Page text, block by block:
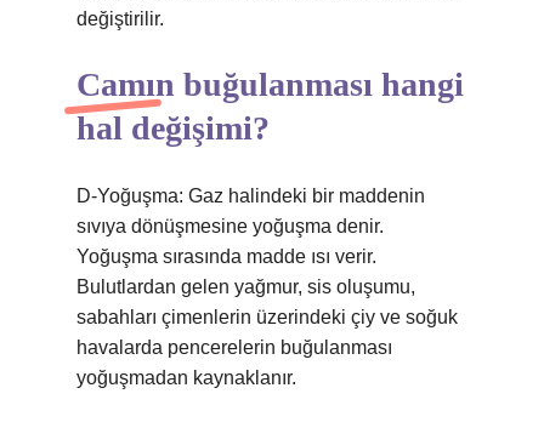
değiştirilir.
Camın buğulanması hangi
hal değişimi?
D-Yoğuşma: Gaz halindeki bir maddenin
sıvıya dönüşmesine yoğuşma denir.
Yoğuşma sırasında madde ısı verir.
Bulutlardan gelen yağmur, sis oluşumu,
sabahları çimenlerin üzerindeki çiy ve soğuk
havalarda pencerelerin buğulanması
yoğuşmadan kaynaklanır.